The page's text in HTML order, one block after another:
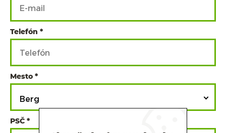
Telefón
Mesto
Berg
PSČ